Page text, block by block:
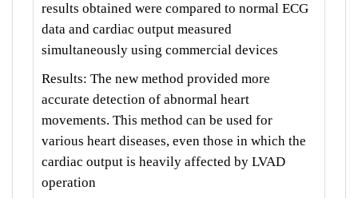
results obtained were compared to normal ECG
data and cardiac output measured
simultaneously using commercial devices
Results: The new method provided more
accurate detection of abnormal heart
movements. This method can be used for
various heart diseases, even those in which the
cardiac output is heavily affected by LVAD
operation